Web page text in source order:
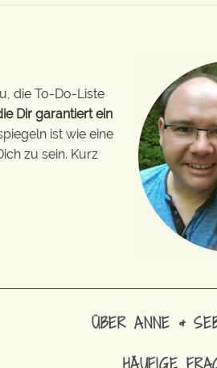
die To-Do-Liste
Dir garantiert ein
ist wie eine
zu sein. Kurz
ÜBER ANNE &
HÄUFIGE